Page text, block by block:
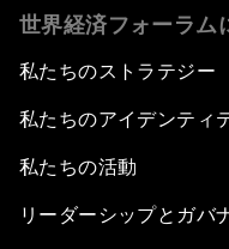
世界経済フォーラム
私たちのストラテジー
私たちのアイデンティ
私たちの活動
リーダーシップとガバ